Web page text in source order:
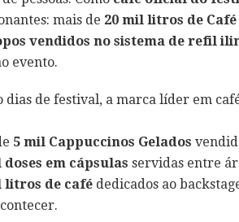
mais de 20 mil litros de
vendidos no sistema de refil
evento.
dias de festival, a marca líder em
5 mil Cappuccinos Gelados
doses em cápsulas servidas entre
litros de café dedicados ao